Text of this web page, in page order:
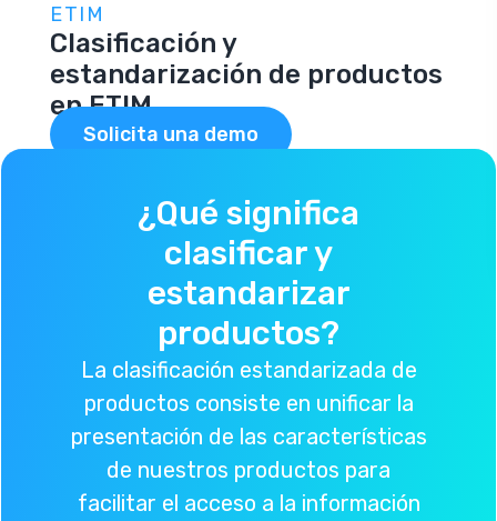
ETIM
Clasificación y
estandarización de productos
en ETIM
Solicita una demo
¿Qué significa
clasificar y
estandarizar
productos?
La clasificación estandarizada de
productos consiste en unificar la
presentación de las características
de nuestros productos para
facilitar el acceso a la información